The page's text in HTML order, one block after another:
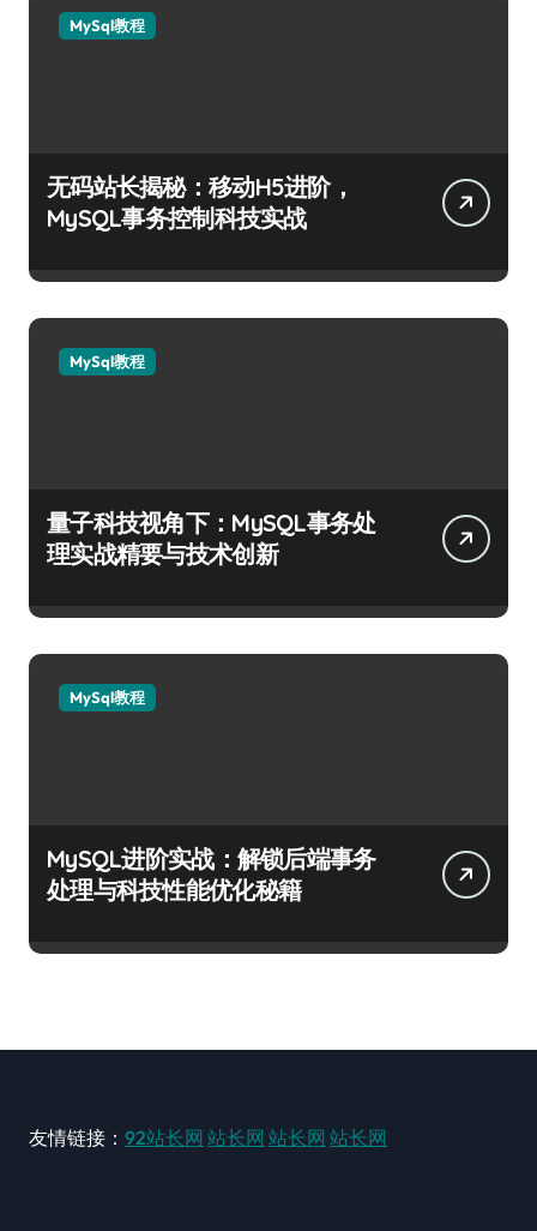
MySql教程
无码站长揭秘：移动H5进阶，
MySQL事务控制科技实战
MySql教程
量子科技视角下：MySQL事务处
理实战精要与技术创新
MySql教程
MySQL进阶实战：解锁后端事务
处理与科技性能优化秘籍
友情链接： 92站长网 站长网 站长网 站长网